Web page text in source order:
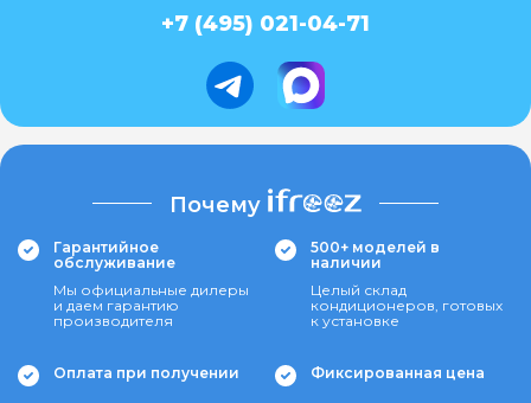
+7 (495) 021-04-71
Почему
Гарантийное
обслуживание
Мы официальные дилеры
и даем гарантию
производителя
500+ моделей в
наличии
Целый склад
кондиционеров, готовых
к установке
Оплата при получении Фиксированная цена